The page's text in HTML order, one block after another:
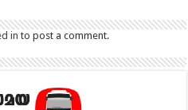
in to post a comment.